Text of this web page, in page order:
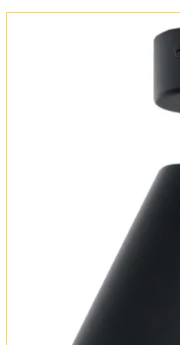
Все о товаре
Комплект лампочек
Обмен и возврат
Отзывы